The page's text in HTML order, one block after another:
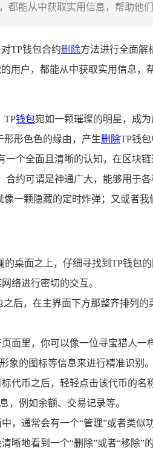
都能从中获取实用信息，帮助他
TP钱包合约删除方法进行全面解
用户，都能从中获取实用信息
TP钱包宛如一颗璀璨的明星，成
形色色的缘由，产生删除TP钱
一个全面且清晰的认知，在区块
合约可谓是神通广大，能够用于
一颗隐藏的定时炸弹；又或者
的桌面之上，仔细寻找到TP钱包
络进行密切的交互。
之后，在主界面下方那整齐排列
面里，你可以像一位寻宝猎人一
象的图标等信息来进行精准识别。
代币之后，轻轻点击该代币的
，例如余额、交易记录等。
，通常会有一个“管理”或者类似
晰地看到一个“删除”或者“移除